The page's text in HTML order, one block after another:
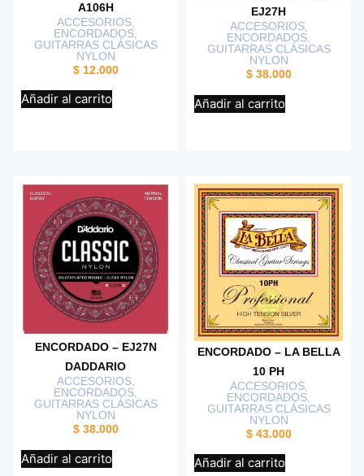
A106H
ACCESORIOS,
ENCORDADOS
GUITARRAS CLÁSICAS
NYLON
$12.000
Añadir al carrito
EJ27H
ACCESORIOS,
ENCORDADOS,
GUITARRAS CLÁSICAS
NYLON
$38.000
Añadir al carrito
ENCORDADO – EJ27N
DADDARIO
ACCESORIOS,
ENCORDADOS,
GUITARRAS CLÁSICAS
NYLON
$38.000
Añadir al carrito
ENCORDADO – LA BELLA
10 PH
ACCESORIOS,
ENCORDADOS
GUITARRAS CLÁSICAS
NYLON
$43.000
Añadir al carrito